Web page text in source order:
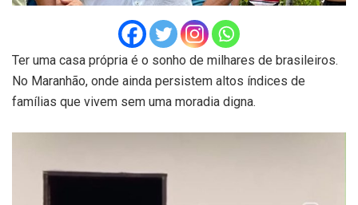
Ter uma casa própria é o sonho de milhares de brasileiros.
No Maranhão, onde ainda persistem altos índices de
famílias que vivem sem uma moradia digna.